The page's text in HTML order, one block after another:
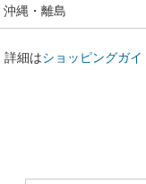
沖縄・離島
詳細はショッピングガイ